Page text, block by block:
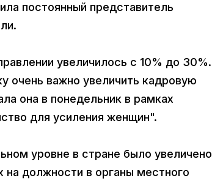
постоянный представитель
увеличилось с 10% до 30%.
очень важно увеличить кадровую
она в понедельник в рамках
для усиления женщин".
уровне в стране было увеличено
должности в органы местного